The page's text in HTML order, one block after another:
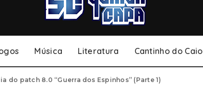
Música Literatura Cantinho do Caio
do patch 8.0 “Guerra dos Espinhos” (Parte 1)